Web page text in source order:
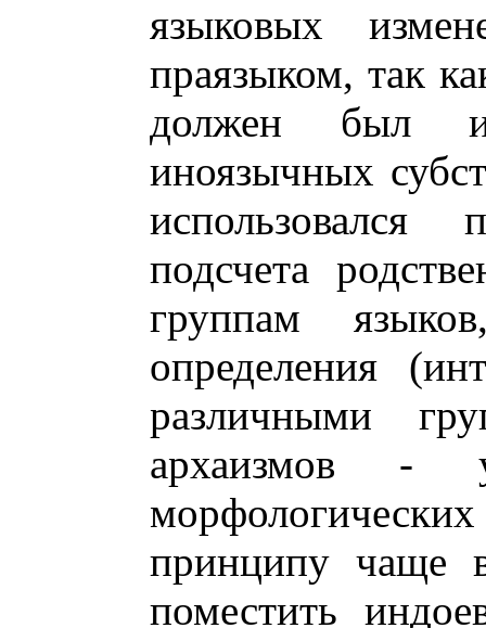
языковых
праязыком, так
должен был
иноязычных
подсчета
группам
определения
различными
архаизмов -
принципу чаще
поместить